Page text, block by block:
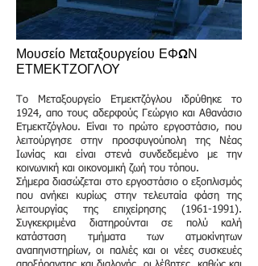
Μουσείο Μεταξουργείου ΕΦΩΝ
ΕΤΜΕΚΤΖΟΓΛΟΥ
Το Μεταξουργείο Ετμεκτζόγλου ιδρύθηκε το
1924, απο τους αδερφούς Γεώργιο και Αθανάσιο
Ετμεκτζόγλου. Είναι το πρώτο εργοστάσιο, που
λειτούργησε στην προσφυγούπολη της Νέας
Ιωνίας και είναι στενά συνδεδεμένο με την
κοινωνική και οικονομική ζωή του τόπου.
Σήμερα διασώζεται στο εργοστάσιο ο εξοπλισμός
που ανήκει κυρίως στην τελευταία φάση της
λειτουργίας της επιχείρησης (1961-1991).
Συγκεκριμένα διατηρούνται σε πολύ καλή
κατάσταση τμήματα των ατμοκίνητων
αναπηνιστηρίων, οι παλιές και οι νέες συσκευές